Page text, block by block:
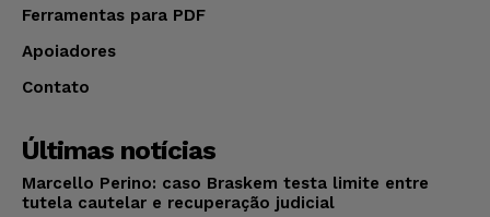
Ferramentas para PDF
Apoiadores
Contato
Últimas notícias
Marcello Perino: caso Braskem testa limite entre
tutela cautelar e recuperação judicial